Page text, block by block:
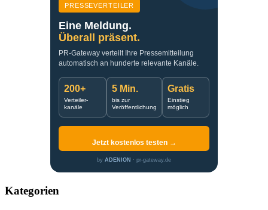
PRESSEVERTEILER
Eine Meldung.
Überall präsent.
PR-Gateway verteilt Ihre Pressemitteilung
automatisch an hunderte relevante Kanäle.
200+
Verteiler-
kanäle
5 Min.
bis zur
Veröffentlichung
Gratis
Einstieg
möglich
Jetzt kostenlos testen →
by ADENION · pr-gateway.de
Kategorien